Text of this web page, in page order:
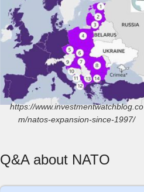
https://www.investmentwatchblog.co
m/natos-expansion-since-1997/
Q&A about NATO